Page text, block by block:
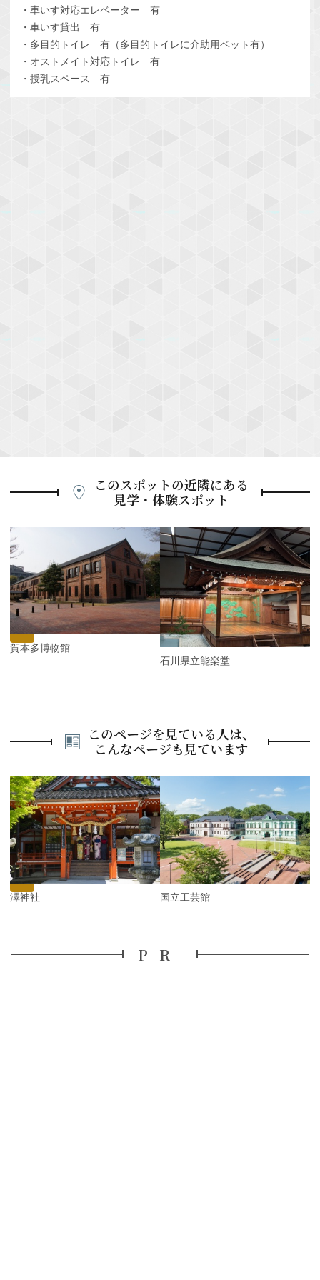
・車いす対応エレベーター 有
・車いす貸出 有
・多目的トイレ 有（多目的トイレに介助用ベット有）
・オストメイト対応トイレ 有
・授乳スペース 有
このスポットの近隣にある
見学・体験スポット
P
r
e
v
i
o
u
s
加賀本多博物館
石川県立能楽堂
N
e
x
t
このページを見ている人は、
こんなページも見ています
P
r
e
v
i
o
u
s
金澤神社 国立工芸館
N
e
x
t
PR